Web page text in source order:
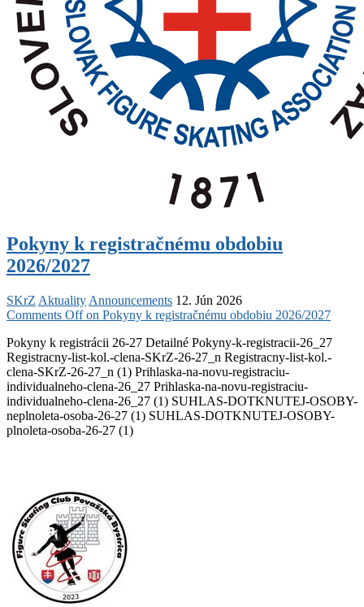
Pokyny k registračnému obdobiu
2026/2027
SKrZ Aktuality Announcements 12. Jún 2026
Comments Offon Pokyny k registračnému obdobiu 2026/2027
Pokyny k registrácii 26-27 Detailné Pokyny-k-registracii-26_27
Registracny-list-kol.-clena-SKrZ-26-27_n Registracny-list-kol.-
clena-SKrZ-26-27_n (1) Prihlaska-na-novu-registraciu-
individualneho-clena-26_27 Prihlaska-na-novu-registraciu-
individualneho-clena-26_27 (1) SUHLAS-DOTKNUTEJ-OSOBY-
neplnoleta-osoba-26-27 (1) SUHLAS-DOTKNUTEJ-OSOBY-
plnoleta-osoba-26-27 (1)